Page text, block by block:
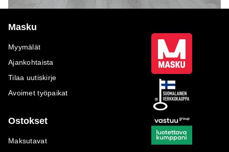
Masku
Myymälät
Ajankohtaista
Tilaa uutiskirje
Avoimet työpaikat
Ostokset
Maksutavat